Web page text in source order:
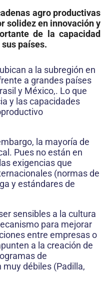
agro productivas
solidez en innovación y
de la capacidad
países.
a la subregión en
a grandes países
y México,. Lo que
y las capacidades
la mayoría de
Pues no están en
exigencias que
(normas de
y estándares de
sensibles a la cultura
para mejorar
entre empresas o
a la creación de
de
débiles (Padilla,